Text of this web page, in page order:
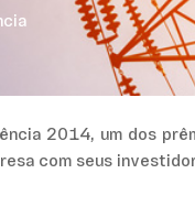
2014, um dos
com seus